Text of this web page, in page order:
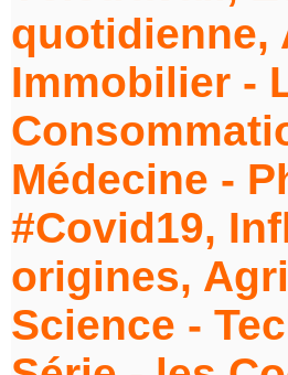
quotidienne,
Immobilier -
Médecine -
#Covid19,
origines,
Science -